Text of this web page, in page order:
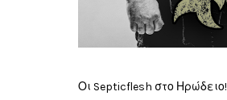
Οι Septicflesh στο Ηρώδειο!